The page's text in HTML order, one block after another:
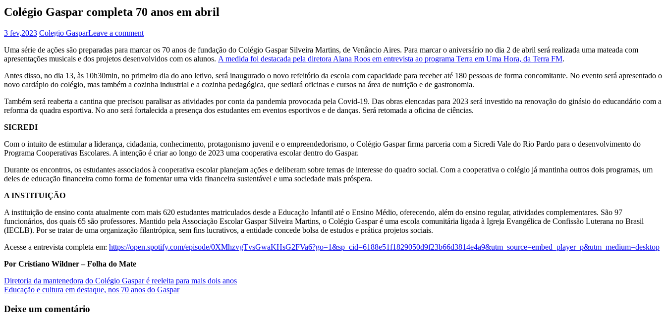
Colégio Gaspar completa 70 anos em abril
3 fev,2023 Colegio GasparLeave a comment
Uma série de ações são preparadas para marcar os 70 anos de fundação do Colégio Gaspar Silveira Martins, de Venâncio Aires. Para marcar o aniversário no dia 2 de abril será realizada uma mateada com
apresentações musicais e dos projetos desenvolvidos com os alunos. A medida foi destacada pela diretora Alana Roos em entrevista ao programa Terra em Uma Hora, da Terra FM.
Antes disso, no dia 13, às 10h30min, no primeiro dia do ano letivo, será inaugurado o novo refeitório da escola com capacidade para receber até 180 pessoas de forma concomitante. No evento será apresentado o
novo cardápio do colégio, mas também a cozinha industrial e a cozinha pedagógica, que sediará oficinas e cursos na área de nutrição e de gastronomia.
Também será reaberta a cantina que precisou paralisar as atividades por conta da pandemia provocada pela Covid-19. Das obras elencadas para 2023 será investido na renovação do ginásio do educandário com a
reforma da quadra esportiva. No ano será fortalecida a presença dos estudantes em eventos esportivos e de danças. Será retomada a oficina de ciências.
SICREDI
Com o intuito de estimular a liderança, cidadania, conhecimento, protagonismo juvenil e o empreendedorismo, o Colégio Gaspar firma parceria com a Sicredi Vale do Rio Pardo para o desenvolvimento do
Programa Cooperativas Escolares. A intenção é criar ao longo de 2023 uma cooperativa escolar dentro do Gaspar.
Durante os encontros, os estudantes associados à cooperativa escolar planejam ações e deliberam sobre temas de interesse do quadro social. Com a cooperativa o colégio já mantinha outros dois programas, um
deles de educação financeira como forma de fomentar uma vida financeira sustentável e uma sociedade mais próspera.
A INSTITUIÇÃO
A instituição de ensino conta atualmente com mais 620 estudantes matriculados desde a Educação Infantil até o Ensino Médio, oferecendo, além do ensino regular, atividades complementares. São 97
funcionários, dos quais 65 são professores. Mantido pela Associação Escolar Gaspar Silveira Martins, o Colégio Gaspar é uma escola comunitária ligada à Igreja Evangélica de Confissão Luterana no Brasil
(IECLB). Por se tratar de uma organização filantrópica, sem fins lucrativos, a entidade concede bolsa de estudos e prática projetos sociais.
Acesse a entrevista completa em: https://open.spotify.com/episode/0XMhzvgTvsGwaKHsG2FVa6?go=1&sp_cid=6188e51f1829050d9f23b66d3814e4a9&utm_source=embed_player_p&utm_medium=desktop
Por Cristiano Wildner – Folha do Mate
Navegação
de
Post
Diretoria da mantenedora do Colégio Gaspar é reeleita para mais dois anos
Educação e cultura em destaque, nos 70 anos do Gaspar
Deixe um comentário